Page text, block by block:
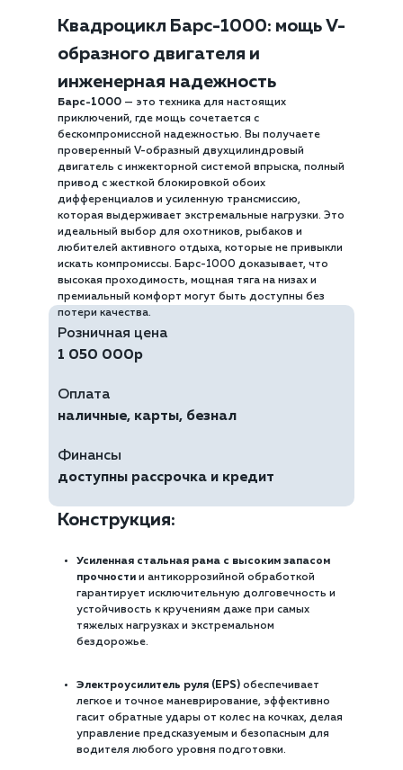
Барс-1000 — это техника для настоящих
приключений, где мощь сочетается с
бескомпромиссной надежностью. Вы получаете
проверенный V-образный двухцилиндровый
двигатель с инжекторной системой впрыска, полный
привод с жесткой блокировкой обоих
дифференциалов и усиленную трансмиссию,
которая выдерживает экстремальные нагрузки. Это
идеальный выбор для охотников, рыбаков и
любителей активного отдыха, которые не привыкли
искать компромиссы. Барс-1000 доказывает, что
высокая проходимость, мощная тяга на низах и
премиальный комфорт могут быть доступны без
потери качества.
Розничная цена
Усиленная стальная рама с высоким запасом
прочности и антикоррозийной обработкой
гарантирует исключительную долговечность и
устойчивость к кручениям даже при самых
тяжелых нагрузках и экстремальном
бездорожье.
Электроусилитель руля (EPS) обеспечивает
легкое и точное маневрирование, эффективно
гасит обратные удары от колес на кочках, делая
управление предсказуемым и безопасным для
водителя любого уровня подготовки.
1 050 000р
Оплата
наличные, карты, безнал
Финансы
доступны рассрочка и кредит
Конструкция:
Квадроцикл Барс-1000: мощь V-
образного двигателя и
инженерная надежность